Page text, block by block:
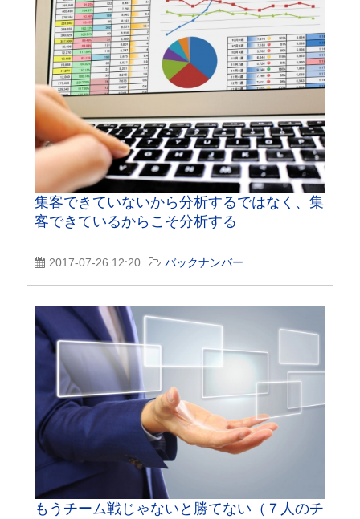
集客できていないから分析するではなく、集
客できているからこそ分析する
2017-07-26 12:20 バックナンバー
もうチーム戦じゃないと勝てない（７人のチ